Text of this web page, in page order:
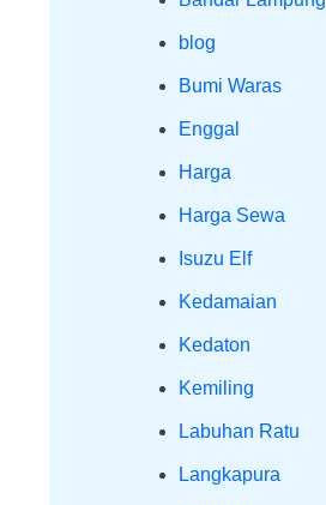
blog
Bumi Waras
Enggal
Harga
Harga Sewa
Isuzu Elf
Kedamaian
Kedaton
Kemiling
Labuhan Ratu
Langkapura